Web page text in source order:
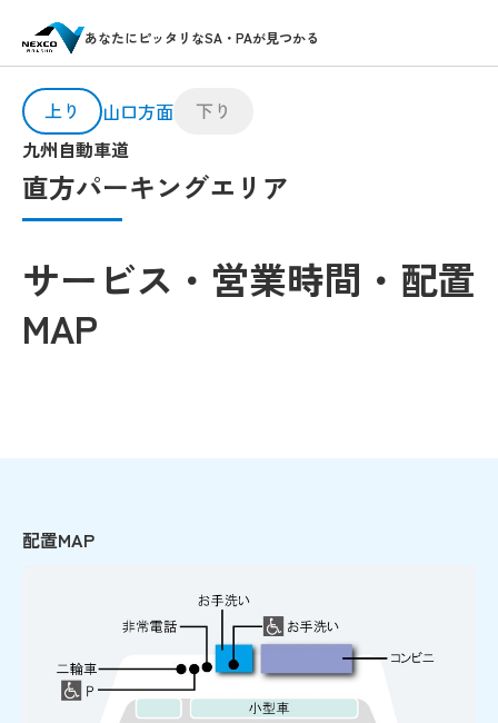
あなたにピッタリなSA・PAが見つかる
九州自動車道
直方パーキングエリア
上り 山口方面 下り
サービス・営業時間・配置
MAP
配置MAP